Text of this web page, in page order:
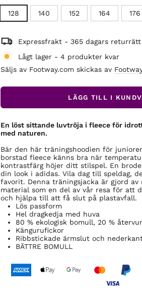
128 140 152 164 176
Expressfrakt - 365 dagars returrätt
Lågt lager - 4 produkter kvar
Säljs av Footway.com skickas av
LÄGG TILL I
En löst sittande luvtröja i fleece för
med naturen.
Bär den här träningshoodien för
borstad fleece känns bra när
kontrastfärg höjer ditt stilspel. En
din look i adidas. Vila dag till speldag,
favorit. Denna träningsjacka är gjord
material som en del av vår resa för att
och hjälpa till att få slut på plastavfall.
Lös passform
Hel dragkedja med huva
80 % ekologisk bomull, 20 %
Kängurufickor
Ribbstickade ärmslut och
BÄTTRE BOMULL